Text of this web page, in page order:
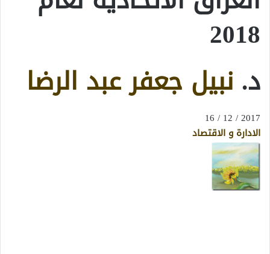
2018
د. نبيل جعفر عبد الرضا
2017 / 12 / 16
الادارة و الاقتصاد